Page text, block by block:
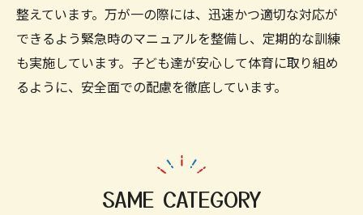
整えています。万が一の際には、迅速かつ適切な対応が
できるよう緊急時のマニュアルを整備し、定期的な訓練
も実施しています。子ども達が安心して体育に取り組め
るように、安全面での配慮を徹底しています。
SAME CATEGORY